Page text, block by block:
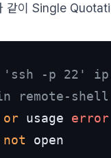
이 Single
'ssh -p 22'
remote-shell
or usage error
not open